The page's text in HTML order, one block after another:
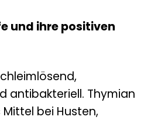
und ihre positiven
antibakteriell. Thymian
bei Husten,